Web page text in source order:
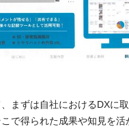
まずは自社におけるDXに
で得られた成果や知見を活